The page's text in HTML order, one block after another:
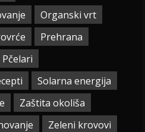
Organski vrt
Prehrana
Pčelari
Solarna energija
Zaštita okoliša
Zeleni krovovi